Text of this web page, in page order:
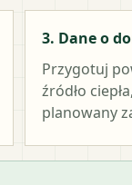
3. Dane o
Przygotuj
źródło
planowany